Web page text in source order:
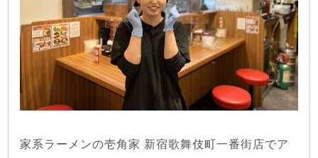
家系ラーメンの壱角家 新宿歌舞伎町一番街店でア